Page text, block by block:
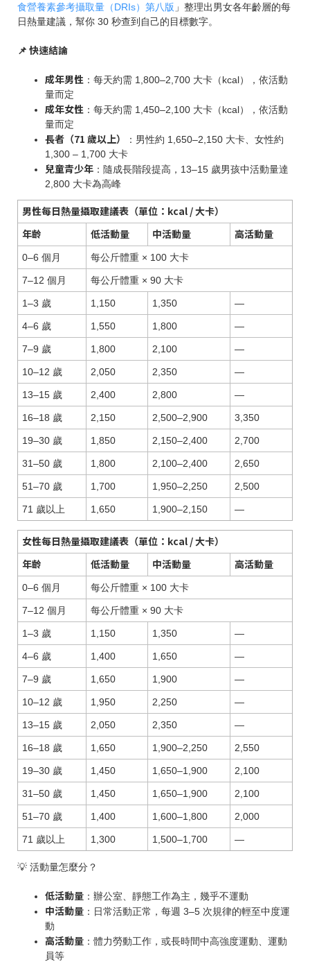
食營養素參考攝取量（DRIs）第八版 」整理出男女各年齡層的每
日熱量建議，幫你 30 秒查到自己的目標數字。
📌 快速結論
成年男性 ：每天約需 1,800–2,700 大卡（kcal），依活動
量而定
成年女性 ：每天約需 1,450–2,100 大卡（kcal），依活動
量而定
長者（71 歲以上）
：男性約 1,650–2,150 大卡、女性約
1,300 – 1,700 大卡
兒童青少年 ：隨成長階段提高，13–15 歲男孩中活動量達
2,800 大卡為高峰
男性每日熱量攝取建議表（單位：kcal / 大卡）
年齡
低活動量 中活動量 高活動量
0–6 個月 每公斤體重 × 100 大卡
7–12 個月 每公斤體重 × 90 大卡
1–3 歲 1,150 1,350 —
4–6 歲 1,550 1,800 —
7–9 歲 1,800 2,100 —
10–12 歲 2,050 2,350 —
13–15 歲 2,400 2,800 —
16–18 歲 2,150 2,500–2,900 3,350
19–30 歲 1,850 2,150–2,400 2,700
31–50 歲 1,800 2,100–2,400 2,650
51–70 歲 1,700 1,950–2,250 2,500
71 歲以上 1,650 1,900–2,150 —
女性每日熱量攝取建議表（單位：kcal / 大卡）
年齡
低活動量 中活動量 高活動量
0–6 個月 每公斤體重 × 100 大卡
7–12 個月 每公斤體重 × 90 大卡
1–3 歲 1,150 1,350 —
4–6 歲 1,400 1,650 —
7–9 歲 1,650 1,900 —
10–12 歲 1,950 2,250 —
13–15 歲 2,050 2,350 —
16–18 歲 1,650 1,900–2,250 2,550
19–30 歲 1,450 1,650–1,900 2,100
31–50 歲 1,450 1,650–1,900 2,100
51–70 歲 1,400 1,600–1,800 2,000
71 歲以上 1,300 1,500–1,700 —
💡 活動量怎麼分？
低活動量 ：辦公室、靜態工作為主，幾乎不運動
中活動量 ：日常活動正常，每週 3–5 次規律的輕至中度運
動
高活動量 ：體力勞動工作，或長時間中高強度運動、運動
員等